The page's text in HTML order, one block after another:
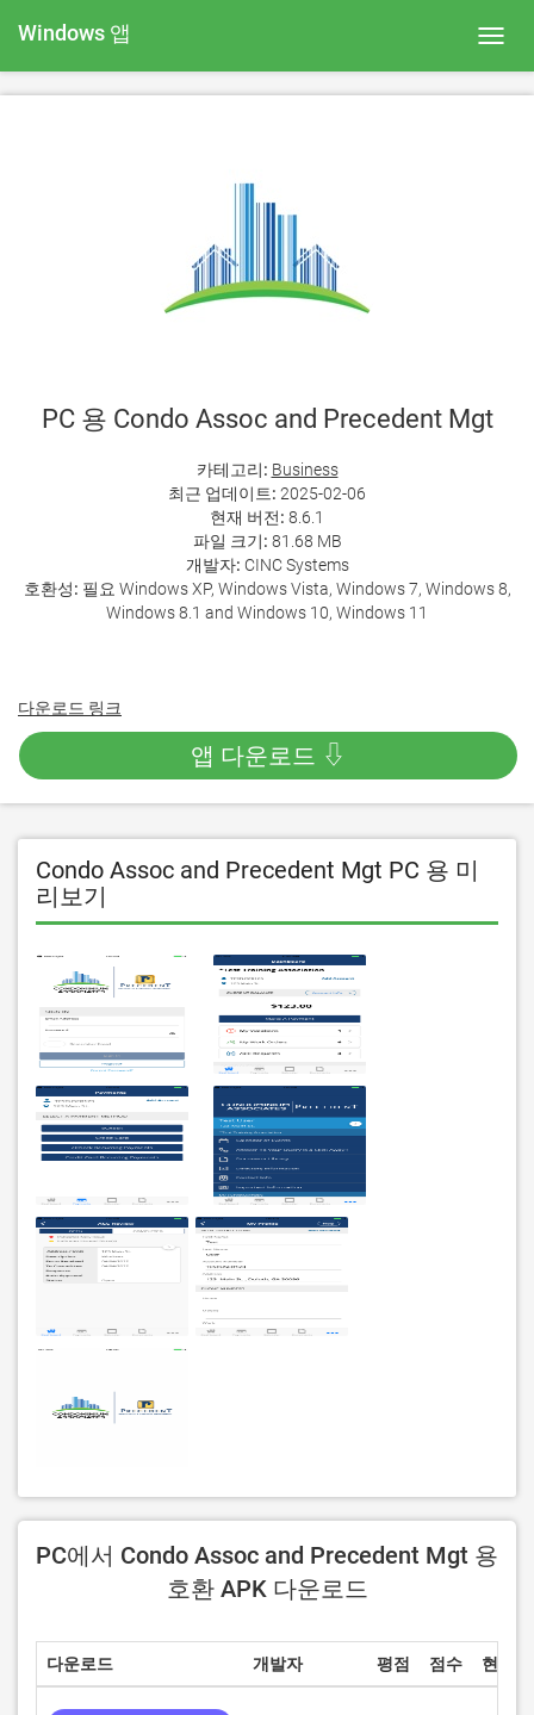
Windows 앱
PC 용 Condo Assoc and Precedent Mgt
카테고리: Business
최근 업데이트: 2025-02-06
현재 버전: 8.6.1
파일 크기: 81.68 MB
개발자: CINC Systems
호환성: 필요 Windows XP, Windows Vista, Windows 7, Windows 8,
Windows 8.1 and Windows 10, Windows 11
다운로드 링크
앱 다운로드 ⇩
Condo Assoc and Precedent Mgt PC 용 미
리보기
PC에서 Condo Assoc and Precedent Mgt 용
호환 APK 다운로드
다운로드 개발자 평점 점수 현재